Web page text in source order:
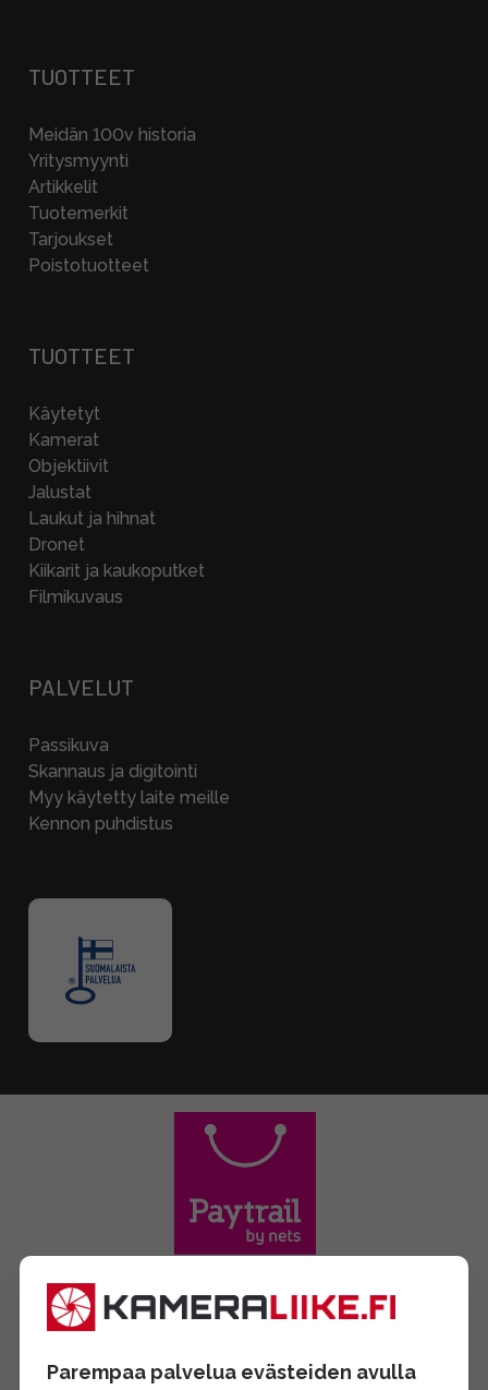
TUOTTEET
Meidän 100v historia
Yritysmyynti
Artikkelit
Tuotemerkit
Tarjoukset
Poistotuotteet
TUOTTEET
Käytetyt
Kamerat
Objektiivit
Jalustat
Laukut ja hihnat
Dronet
Kiikarit ja kaukoputket
Filmikuvaus
PALVELUT
Passikuva
Skannaus ja digitointi
Myy käytetty laite meille
Kennon puhdistus
Parempaa palvelua evästeiden avulla